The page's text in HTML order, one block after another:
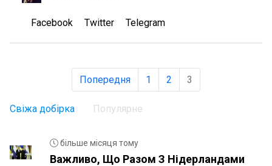
Facebook Twitter Telegram
Попередня 1 2 3
Свіжа добірка Популярне
більше місяця тому
Важливо, Що Разом З Нідерландами